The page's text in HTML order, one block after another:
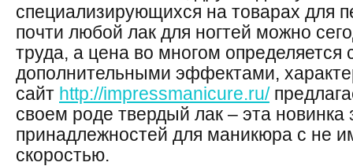
специализирующихся на товарах для
почти любой лак для ногтей можно
труда, а цена во многом определяется
дополнительными эффектами,
сайт http://impressmanicure.ru/
своем роде твердый лак – эта новинка
принадлежностей для маникюра с не
скоростью.